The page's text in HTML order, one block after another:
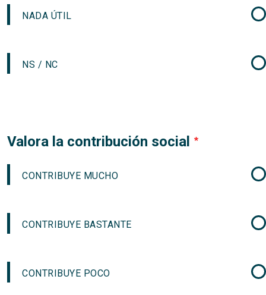
NADA ÚTIL
NS / NC
Valora la contribución social
CONTRIBUYE MUCHO
CONTRIBUYE BASTANTE
CONTRIBUYE POCO